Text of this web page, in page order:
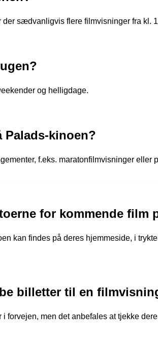
sædvanligvis flere filmvisninger fra kl.
og helligdage.
Palads-kinoen?
f.eks. maratonfilmvisninger eller
for kommende film
kan findes på deres hjemmeside, i
billetter til en
forvejen, men det anbefales at tjekke